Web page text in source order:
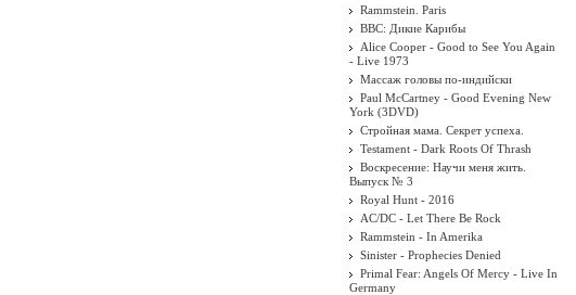
Rammstein. Paris
BBC: Дикие Карибы
Alice Cooper - Good to See You Again
- Live 1973
Массаж головы по-индийски
Paul McCartney - Good Evening New
York (3DVD)
Стройная мама. Секрет успеха.
Testament - Dark Roots Of Thrash
Воскресение: Научи меня жить.
Выпуск № 3
Royal Hunt - 2016
AC/DC - Let There Be Rock
Rammstein - In Amerika
Sinister - Prophecies Denied
Primal Fear: Angels Of Mercy - Live In
Germany